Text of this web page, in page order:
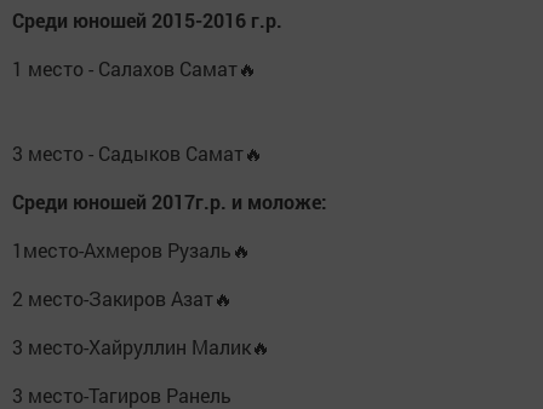
Среди юношей 2015-2016 г.р.
1 место - Салахов Самат🔥
3 место - Садыков Самат🔥
Среди юношей 2017г.р. и моложе:
1место-Ахмеров Рузаль🔥
2 место-Закиров Азат🔥
3 место-Хайруллин Малик🔥
3 место-Тагиров Ранель